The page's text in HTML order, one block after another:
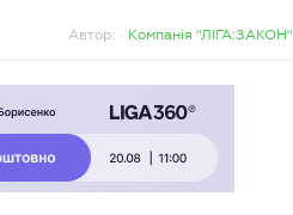
Автор: Компанія "ЛІГА:ЗАКОН"